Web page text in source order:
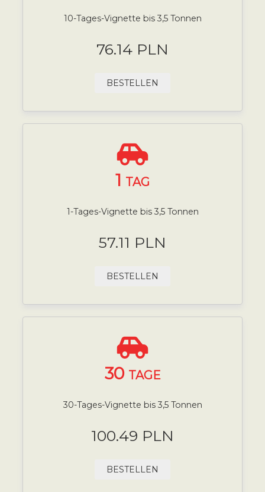
10-Tages-Vignette bis 3,5 Tonnen
76.14 PLN
BESTELLEN
1 TAG
1-Tages-Vignette bis 3,5 Tonnen
57.11 PLN
BESTELLEN
30 TAGE
30-Tages-Vignette bis 3,5 Tonnen
100.49 PLN
BESTELLEN